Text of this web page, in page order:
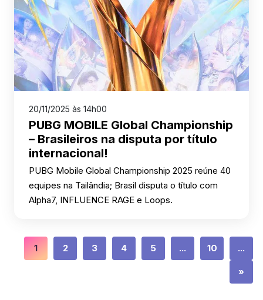
20/11/2025 às 14h00
PUBG MOBILE Global Championship
– Brasileiros na disputa por título
internacional!
PUBG Mobile Global Championship 2025 reúne 40
equipes na Tailândia; Brasil disputa o título com
Alpha7, INFLUENCE RAGE e Loops.
1 2 3 4 5 ... 10 ...
»